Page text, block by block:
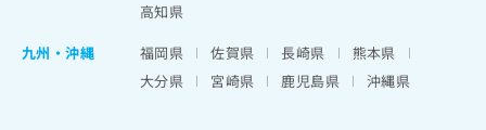
高知県
九州・沖縄
福岡県 佐賀県 長崎県
熊本県
大分県
宮崎県 鹿児島県 沖縄県